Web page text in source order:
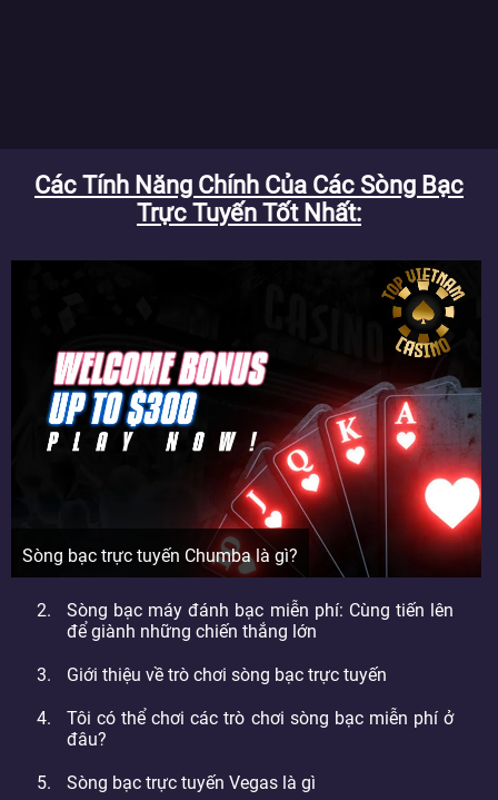
Các Tính Năng Chính Của Các Sòng Bạc
Trực Tuyến Tốt Nhất
Sòng bạc trực tuyến Chumba là gì?
Sòng bạc máy đánh bạc miễn phí: Cùng tiến lên
để giành những chiến thắng lớn
Giới thiệu về trò chơi sòng bạc trực tuyến
Tôi có thể chơi các trò chơi sòng bạc miễn phí ở
đâu?
Sòng bạc trực tuyến Vegas là gì